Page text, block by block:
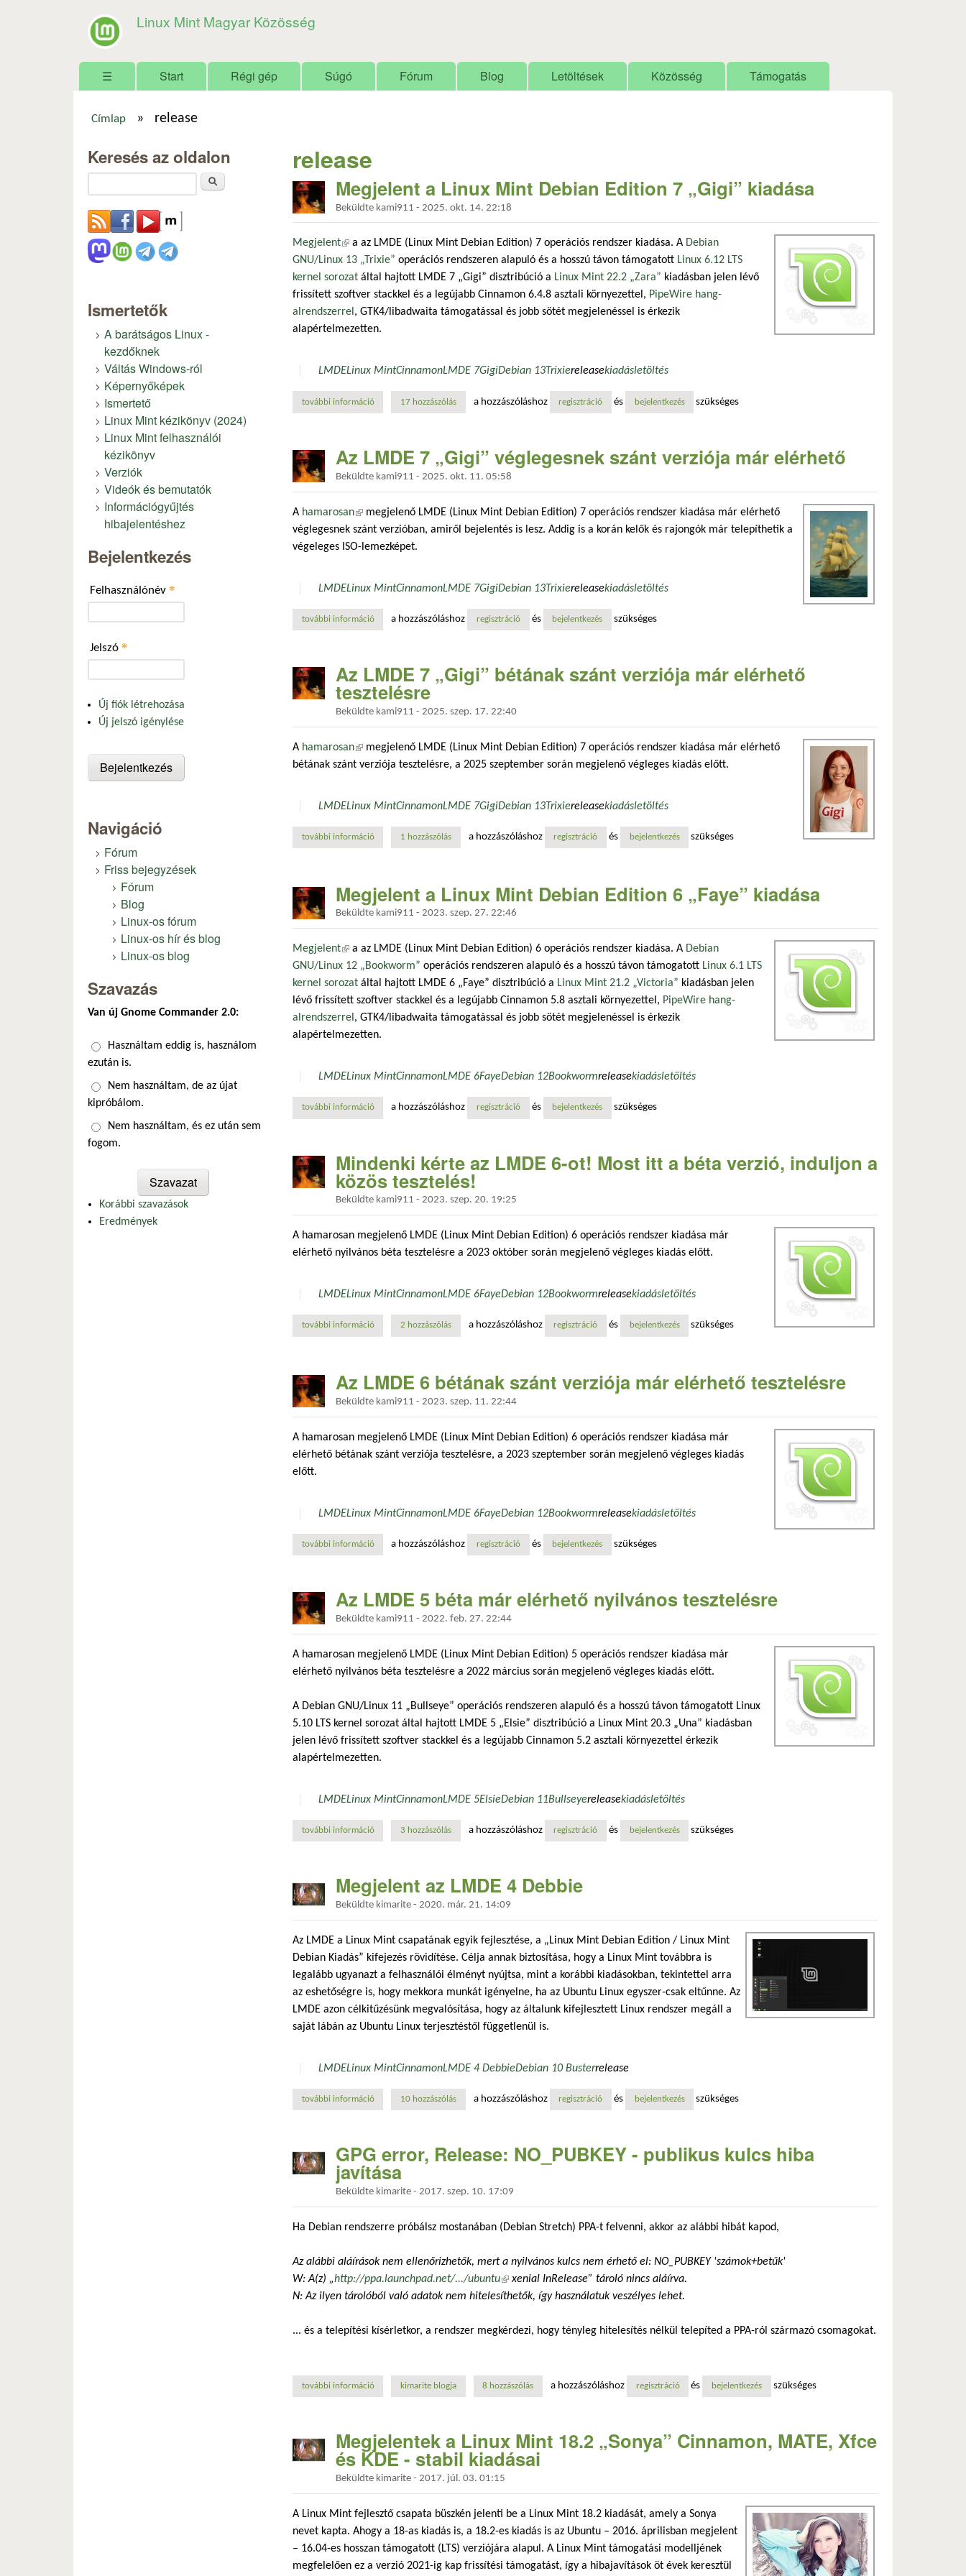
Linux Mint Magyar Közösség
Főmenü
☰ Start Régi gép Súgó Fórum Blog Letöltések Közösség Támogatás
Címlap » release
release
Megjelent a Linux Mint Debian Edition 7 „Gigi” kiadása
Beküldte kami911 - 2025. okt. 14. 22:18
Megjelent(külső hivatkozás)
a az LMDE (Linux Mint Debian Edition) 7 operációs rendszer kiadása. A Debian
GNU/Linux 13 „Trixie” operációs rendszeren alapuló és a hosszú távon támogatott Linux 6.12 LTS
kernel sorozat által hajtott LMDE 7 „Gigi” disztribúció a Linux Mint 22.2 „Zara” kiadásban jelen lévő
frissített szoftver stackkel és a legújabb Cinnamon 6.4.8 asztali környezettel, PipeWire hang-
alrendszerrel, GTK4/libadwaita támogatással és jobb sötét megjelenéssel is érkezik
alapértelmezetten.
LMDELinux MintCinnamonLMDE 7GigiDebian 13Trixiereleasekiadásletöltés
további információmegjelent a linux mint debian edition 7 „gigi” kiadása tartalommal kapcsolatosan
17 hozzászólás a hozzászóláshoz regisztráció és bejelentkezés szükséges
Az LMDE 7 „Gigi” véglegesnek szánt verziója már elérhető
Beküldte kami911 - 2025. okt. 11. 05:58
A hamarosan(külső hivatkozás)
megjelenő LMDE (Linux Mint Debian Edition) 7 operációs rendszer kiadása már elérhető
véglegesnek szánt verzióban, amiről bejelentés is lesz. Addig is a korán kelők és rajongók már telepíthetik a
végeleges ISO-lemezképet.
LMDELinux MintCinnamonLMDE 7GigiDebian 13Trixiereleasekiadásletöltés
további információaz lmde 7 „gigi” véglegesnek szánt verziója már elérhető tartalommal kapcsolatosan
a hozzászóláshoz regisztráció és bejelentkezés szükséges
Az LMDE 7 „Gigi” bétának szánt verziója már elérhető
tesztelésre
Beküldte kami911 - 2025. szep. 17. 22:40
A hamarosan(külső hivatkozás)
megjelenő LMDE (Linux Mint Debian Edition) 7 operációs rendszer kiadása már elérhető
bétának szánt verziója tesztelésre, a 2025 szeptember során megjelenő végleges kiadás előtt.
LMDELinux MintCinnamonLMDE 7GigiDebian 13Trixiereleasekiadásletöltés
további információaz lmde 7 „gigi” bétának szánt verziója már elérhető tesztelésre tartalommal kapcsolatosan
1 hozzászólás a hozzászóláshoz regisztráció és bejelentkezés szükséges
Megjelent a Linux Mint Debian Edition 6 „Faye” kiadása
Beküldte kami911 - 2023. szep. 27. 22:46
Megjelent(külső hivatkozás)
a az LMDE (Linux Mint Debian Edition) 6 operációs rendszer kiadása. A Debian
GNU/Linux 12 „Bookworm” operációs rendszeren alapuló és a hosszú távon támogatott Linux 6.1 LTS
kernel sorozat által hajtott LMDE 6 „Faye” disztribúció a Linux Mint 21.2 „Victoria” kiadásban jelen
lévő frissített szoftver stackkel és a legújabb Cinnamon 5.8 asztali környezettel, PipeWire hang-
alrendszerrel , GTK4/libadwaita támogatással és jobb sötét megjelenéssel is érkezik
alapértelmezetten.
LMDELinux MintCinnamonLMDE 6FayeDebian 12Bookwormreleasekiadásletöltés
további információmegjelent a linux mint debian edition 6 „faye” kiadása tartalommal kapcsolatosan
a hozzászóláshoz regisztráció és bejelentkezés szükséges
Mindenki kérte az LMDE 6-ot! Most itt a béta verzió, induljon a
közös tesztelés!
Beküldte kami911 - 2023. szep. 20. 19:25
A hamarosan megjelenő LMDE (Linux Mint Debian Edition) 6 operációs rendszer kiadása már
elérhető nyilvános béta tesztelésre a 2023 október során megjelenő végleges kiadás előtt.
LMDELinux MintCinnamonLMDE 6FayeDebian 12Bookwormreleasekiadásletöltés
további információmindenki kérte az lmde 6-ot! most itt a béta verzió, induljon a közös tesztelés! tartalommal kapcsolatosan
2 hozzászólás a hozzászóláshoz regisztráció és bejelentkezés szükséges
Az LMDE 6 bétának szánt verziója már elérhető tesztelésre
Beküldte kami911 - 2023. szep. 11. 22:44
A hamarosan megjelenő LMDE (Linux Mint Debian Edition) 6 operációs rendszer kiadása már
elérhető bétának szánt verziója tesztelésre, a 2023 szeptember során megjelenő végleges kiadás
előtt.
LMDELinux MintCinnamonLMDE 6FayeDebian 12Bookwormreleasekiadásletöltés
további információaz lmde 6 bétának szánt verziója már elérhető tesztelésre tartalommal kapcsolatosan
a hozzászóláshoz regisztráció és bejelentkezés szükséges
Az LMDE 5 béta már elérhető nyilvános tesztelésre
Beküldte kami911 - 2022. feb. 27. 22:44
A hamarosan megjelenő LMDE (Linux Mint Debian Edition) 5 operációs rendszer kiadása már
elérhető nyilvános béta tesztelésre a 2022 március során megjelenő végleges kiadás előtt.
A Debian GNU/Linux 11 „Bullseye” operációs rendszeren alapuló és a hosszú távon támogatott Linux
5.10 LTS kernel sorozat által hajtott LMDE 5 „Elsie” disztribúció a Linux Mint 20.3 „Una” kiadásban
jelen lévő frissített szoftver stackkel és a legújabb Cinnamon 5.2 asztali környezettel érkezik
alapértelmezetten.
LMDELinux MintCinnamonLMDE 5ElsieDebian 11Bullseyereleasekiadásletöltés
további információaz lmde 5 béta már elérhető nyilvános tesztelésre tartalommal kapcsolatosan
3 hozzászólás a hozzászóláshoz regisztráció és bejelentkezés szükséges
Megjelent az LMDE 4 Debbie
Beküldte kimarite - 2020. már. 21. 14:09
Az LMDE a Linux Mint csapatának egyik fejlesztése, a „Linux Mint Debian Edition / Linux Mint
Debian Kiadás” kifejezés rövidítése. Célja annak biztosítása, hogy a Linux Mint továbbra is
legalább ugyanazt a felhasználói élményt nyújtsa, mint a korábbi kiadásokban, tekintettel arra
az eshetőségre is, hogy mekkora munkát igényelne, ha az Ubuntu Linux egyszer-csak eltűnne. Az
LMDE azon célkitűzésünk megvalósítása, hogy az általunk kifejlesztett Linux rendszer megáll a
saját lábán az Ubuntu Linux terjesztéstől függetlenül is.
LMDELinux MintCinnamonLMDE 4 DebbieDebian 10 Busterrelease
további információmegjelent az lmde 4 debbie tartalommal kapcsolatosan
10 hozzászólás a hozzászóláshoz regisztráció és bejelentkezés szükséges
GPG error, Release: NO_PUBKEY - publikus kulcs hiba
javítása
Beküldte kimarite - 2017. szep. 10. 17:09
Ha Debian rendszerre próbálsz mostanában (Debian Stretch) PPA-t felvenni, akkor az alábbi hibát kapod,
Az alábbi aláírások nem ellenőrizhetők, mert a nyilvános kulcs nem érhető el: NO_PUBKEY 'számok+betűk'
W: A(z) „http://ppa.launchpad.net/.../ubuntu(külső hivatkozás)
xenial InRelease” tároló nincs aláírva.
N: Az ilyen tárolóból való adatok nem hitelesíthetők, így használatuk veszélyes lehet.
... és a telepítési kísérletkor, a rendszer megkérdezi, hogy tényleg hitelesítés nélkül telepíted a PPA-ról származó csomagokat.
további információgpg error, release: no_pubkey - publikus kulcs hiba javítása tartalommal kapcsolatosan
kimarite blogja 8 hozzászólás a hozzászóláshoz regisztráció és bejelentkezés szükséges
Megjelentek a Linux Mint 18.2 „Sonya” Cinnamon, MATE, Xfce
és KDE - stabil kiadásai
Beküldte kimarite - 2017. júl. 03. 01:15
A Linux Mint fejlesztő csapata büszkén jelenti be a Linux Mint 18.2 kiadását, amely a Sonya
nevet kapta. Ahogy a 18-as kiadás is, a 18.2-es kiadás is az Ubuntu – 2016. áprilisban megjelent
– 16.04-es hosszan támogatott (LTS) verziójára alapul. A Linux Mint támogatási modelljének
megfelelően ez a verzió 2021-ig kap frissítési támogatást, így a hibajavítások öt évek keresztül
Keresés az oldalon
Ismertetők
A barátságos Linux -
kezdőknek
Váltás Windows-ról
Képernyőképek
Ismertető
Linux Mint kézikönyv (2024)
Linux Mint felhasználói
kézikönyv
Verziók
Videók és bemutatók
Információgyűjtés
hibajelentéshez
Bejelentkezés
Felhasználónév *
Jelszó *
Új fiók létrehozása
Új jelszó igénylése
Navigáció
Fórum
Friss bejegyzések
Fórum
Blog
Linux-os fórum
Linux-os hír és blog
Linux-os blog
Szavazás
Van új Gnome Commander 2.0:
Választások
Használtam eddig is, használom
ezután is.
Nem használtam, de az újat
kipróbálom.
Nem használtam, és ez után sem
fogom.
Korábbi szavazások
Eredmények